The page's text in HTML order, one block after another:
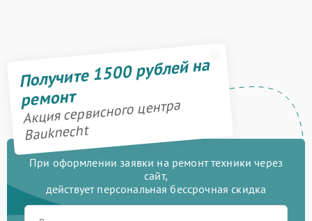
Получите 1500 рублей на
ремонт
Акция сервисного центра
Bauknecht
При оформлении заявки на ремонт техники через
сайт,
действует персональная бессрочная скидка